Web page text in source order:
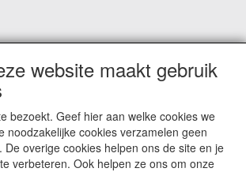
op zoek?
website maakt gebruik
bezoekt. Geef hier aan welke cookies we
noodzakelijke cookies verzamelen geen
De overige cookies helpen ons de site en je
verbeteren. Ook helpen ze ons om onze